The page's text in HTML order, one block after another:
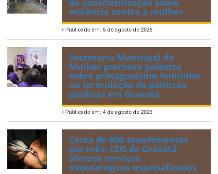
de conscientização sobre
violência contra a mulher
Publicado em: 5 de agosto de 2026
Secretaria Municipal da
Mulher promove palestra
sobre protagonismo feminino
na formulação de políticas
públicas em Gravatá
Publicado em: 4 de agosto de 2026
Cerca de 600 atendimentos
por mês: CEO de Gravatá
oferece serviços
odontológicos especializados